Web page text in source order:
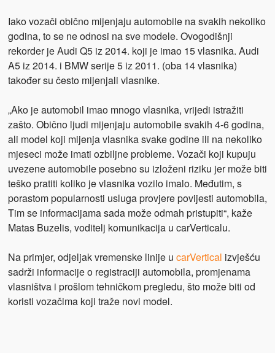
Iako vozači obično mijenjaju automobile na svakih nekoliko
godina, to se ne odnosi na sve modele. Ovogodišnji
rekorder je Audi Q5 iz 2014. koji je imao 15 vlasnika. Audi
A5 iz 2014. i BMW serije 5 iz 2011. (oba 14 vlasnika)
također su često mijenjali vlasnike.
„Ako je automobil imao mnogo vlasnika, vrijedi istražiti
zašto. Obično ljudi mijenjaju automobile svakih 4-6 godina,
ali model koji mijenja vlasnika svake godine ili na nekoliko
mjeseci može imati ozbiljne probleme. Vozači koji kupuju
uvezene automobile posebno su izloženi riziku jer može biti
teško pratiti koliko je vlasnika vozilo imalo. Međutim, s
porastom popularnosti usluga provjere povijesti automobila,
Tim se informacijama sada može odmah pristupiti“, kaže
Matas Buzelis, voditelj komunikacija u carVerticalu.
Na primjer, odjeljak vremenske linije u carVertical izvješću
sadrži informacije o registraciji automobila, promjenama
vlasništva i prošlom tehničkom pregledu, što može biti od
koristi vozačima koji traže novi model.